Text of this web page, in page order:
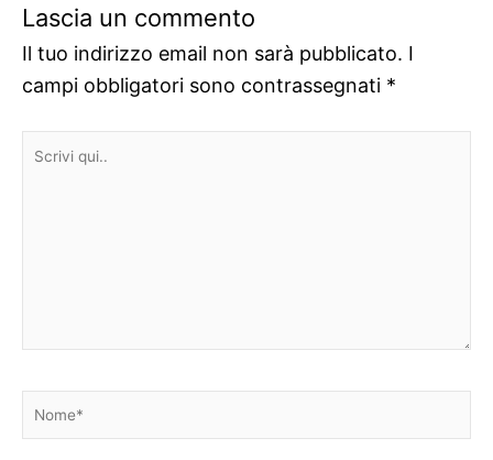
Lascia un commento
Il tuo indirizzo email non sarà pubblicato. I
campi obbligatori sono contrassegnati *
Scrivi
Nome*